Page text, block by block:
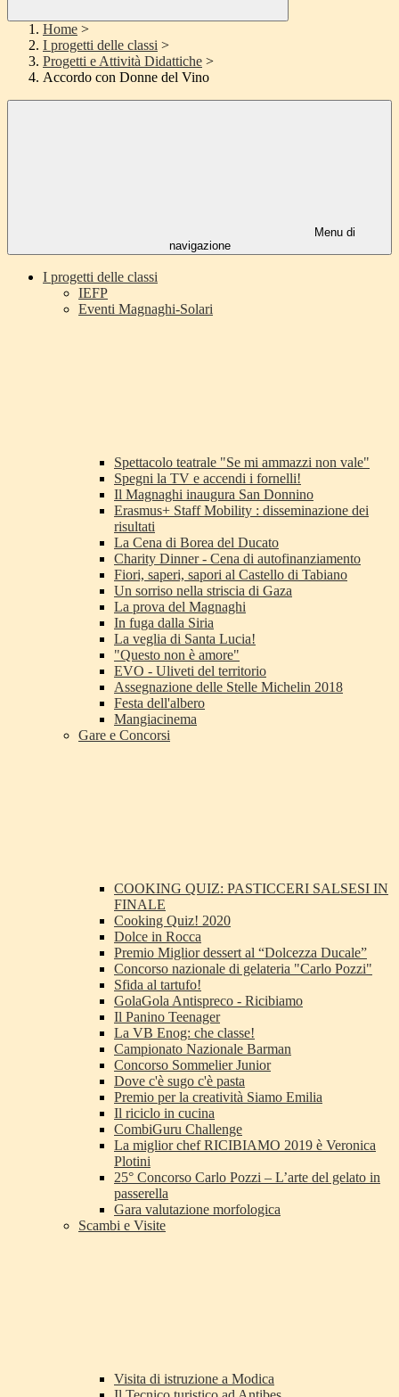
Home >
I progetti delle classi >
Progetti e Attività Didattiche >
Accordo con Donne del Vino
Menu di
navigazione
I progetti delle classi
IEFP
Eventi Magnaghi-Solari
Spettacolo teatrale "Se mi ammazzi non vale"
Spegni la TV e accendi i fornelli!
Il Magnaghi inaugura San Donnino
Erasmus+ Staff Mobility : disseminazione dei
risultati
La Cena di Borea del Ducato
Charity Dinner - Cena di autofinanziamento
Fiori, saperi, sapori al Castello di Tabiano
Un sorriso nella striscia di Gaza
La prova del Magnaghi
In fuga dalla Siria
La veglia di Santa Lucia!
"Questo non è amore"
EVO - Uliveti del territorio
Assegnazione delle Stelle Michelin 2018
Festa dell'albero
Mangiacinema
Gare e Concorsi
COOKING QUIZ: PASTICCERI SALSESI IN
FINALE
Cooking Quiz! 2020
Dolce in Rocca
Premio Miglior dessert al “Dolcezza Ducale”
Concorso nazionale di gelateria "Carlo Pozzi"
Sfida al tartufo!
GolaGola Antispreco - Ricibiamo
Il Panino Teenager
La VB Enog: che classe!
Campionato Nazionale Barman
Concorso Sommelier Junior
Dove c'è sugo c'è pasta
Premio per la creatività Siamo Emilia
Il riciclo in cucina
CombiGuru Challenge
La miglior chef RICIBIAMO 2019 è Veronica
Plotini
25° Concorso Carlo Pozzi – L’arte del gelato in
passerella
Gara valutazione morfologica
Scambi e Visite
Visita di istruzione a Modica